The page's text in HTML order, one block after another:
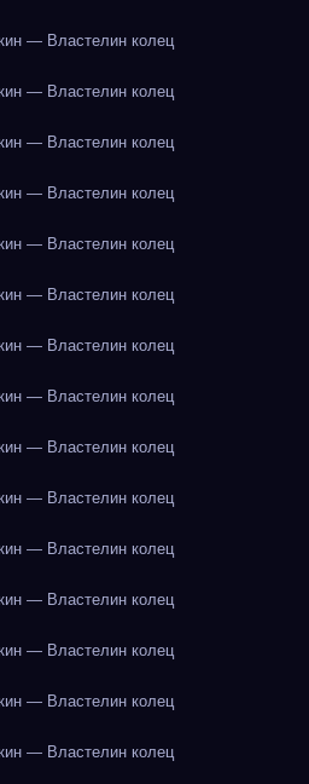
— Властелин колец
— Властелин колец
— Властелин колец
— Властелин колец
— Властелин колец
— Властелин колец
— Властелин колец
— Властелин колец
— Властелин колец
— Властелин колец
— Властелин колец
— Властелин колец
— Властелин колец
— Властелин колец
— Властелин колец